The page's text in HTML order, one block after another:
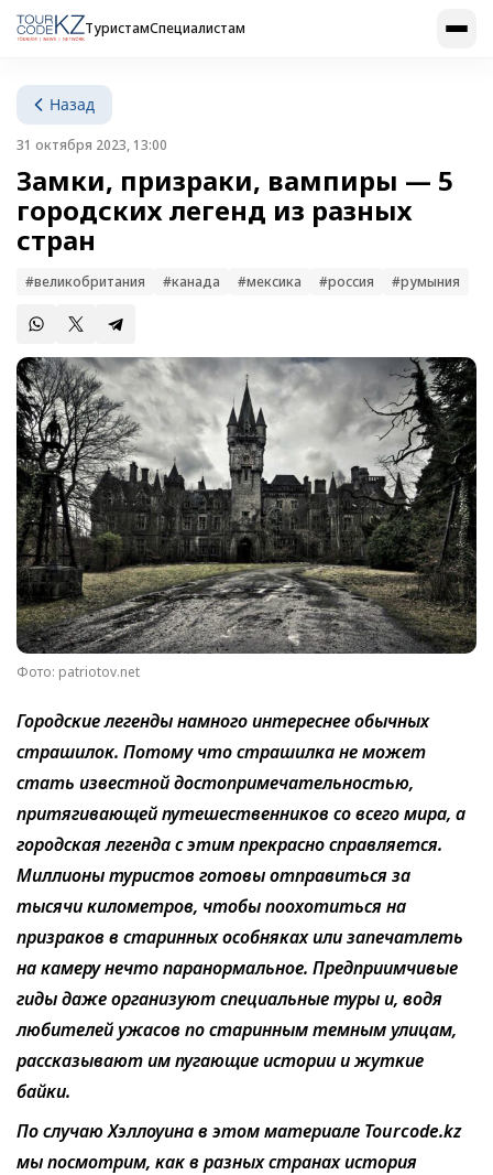
ТуристамСпециалистам
Назад
31 октября 2023, 13:00
Замки, призраки, вампиры — 5
городских легенд из разных
стран
#великобритания #канада #мексика #россия #румыния
Фото: patriotov.net
Городские легенды намного интереснее обычных
страшилок. Потому что страшилка не может
стать известной достопримечательностью,
притягивающей путешественников со всего мира, а
городская легенда с этим прекрасно справляется.
Миллионы туристов готовы отправиться за
тысячи километров, чтобы поохотиться на
призраков в старинных особняках или запечатлеть
на камеру нечто паранормальное. Предприимчивые
гиды даже организуют специальные туры и, водя
любителей ужасов по старинным темным улицам,
рассказывают им пугающие истории и жуткие
байки.
По случаю Хэллоуина в этом материале Tourcode.kz
мы посмотрим, как в разных странах история